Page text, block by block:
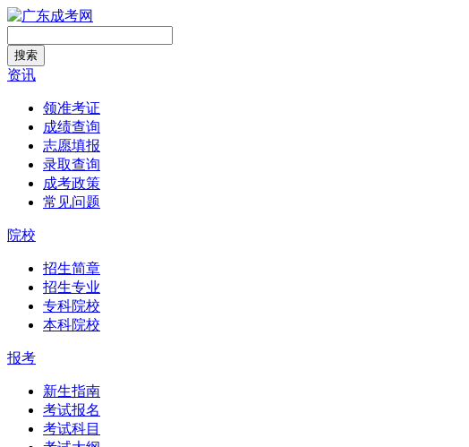
搜索
资讯
领准考证
成绩查询
志愿填报
录取查询
成考政策
常见问题
院校
招生简章
招生专业
专科院校
本科院校
报考
新生指南
考试报名
考试科目